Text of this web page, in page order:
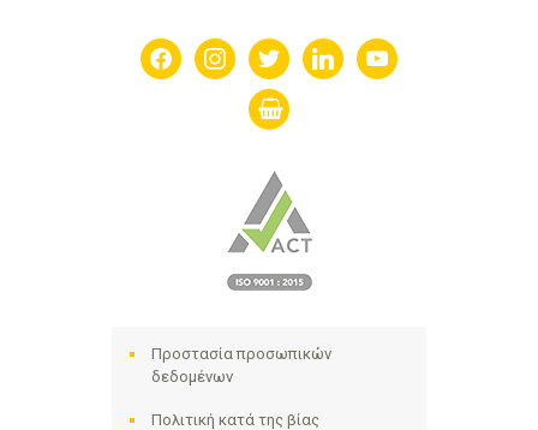
facebookinstagramtwitter linkedin youtube
shopping-
basket
Προστασία προσωπικών
δεδομένων
Πολιτική κατά της βίας